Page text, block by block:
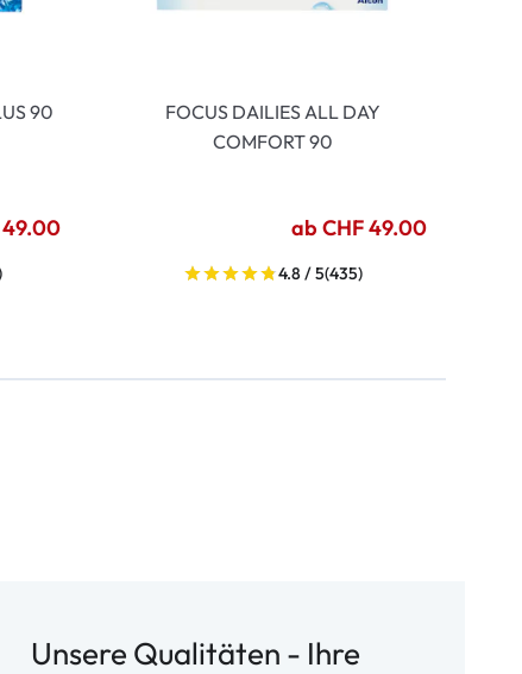
90
49.00
FOCUS DAILIES ALL DAY
COMFORT 90
ab CHF 49.00
4.8 / 5(435)
Unsere Qualitäten - Ihre